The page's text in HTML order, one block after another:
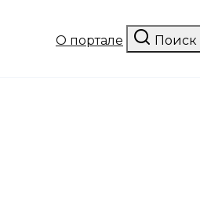
О портале Поиск